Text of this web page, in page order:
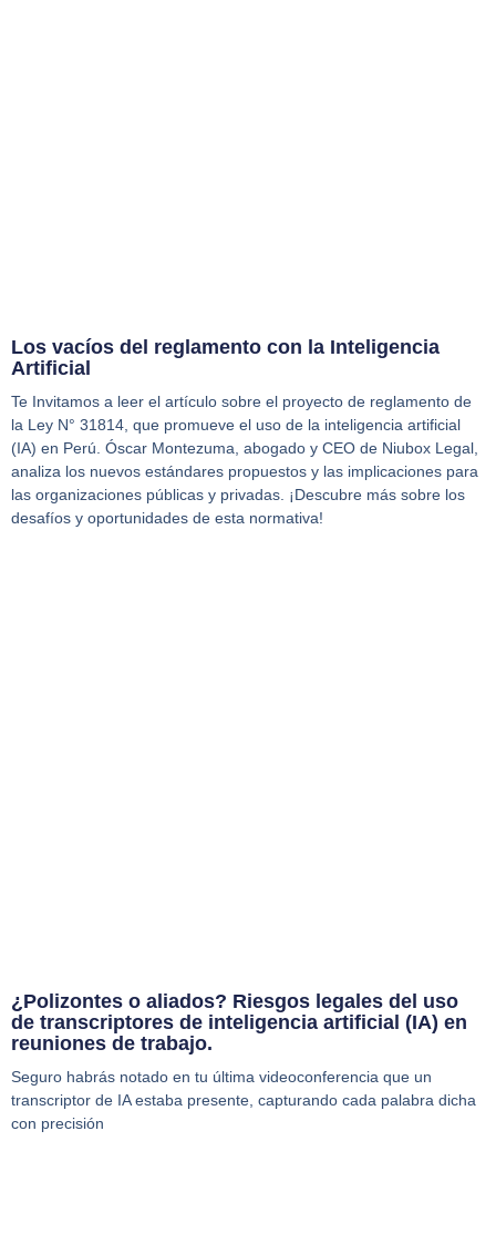
Los vacíos del reglamento con la Inteligencia
Artificial
Te Invitamos a leer el artículo sobre el proyecto de reglamento de
la Ley N° 31814, que promueve el uso de la inteligencia artificial
(IA) en Perú. Óscar Montezuma, abogado y CEO de Niubox Legal,
analiza los nuevos estándares propuestos y las implicaciones para
las organizaciones públicas y privadas. ¡Descubre más sobre los
desafíos y oportunidades de esta normativa!
¿Polizontes o aliados? Riesgos legales del uso
de transcriptores de inteligencia artificial (IA) en
reuniones de trabajo.
Seguro habrás notado en tu última videoconferencia que un
transcriptor de IA estaba presente, capturando cada palabra dicha
con precisión